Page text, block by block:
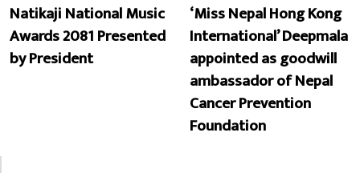
Natikaji National Music
Awards 2081 Presented
by President
‘Miss Nepal Hong Kong
International’ Deepmala
appointed as goodwill
ambassador of Nepal
Cancer Prevention
Foundation